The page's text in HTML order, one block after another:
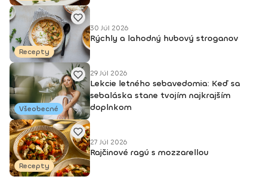
Recepty
30 Júl 2026
Rýchly a lahodný hubový stroganov
Všeobecné
29 Júl 2026
Lekcie letného sebavedomia: Keď sa
sebaláska stane tvojím najkrajším
doplnkom
Recepty
27 Júl 2026
Rajčinové ragú s mozzarellou